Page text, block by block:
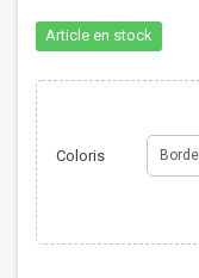
Article en stock
Coloris